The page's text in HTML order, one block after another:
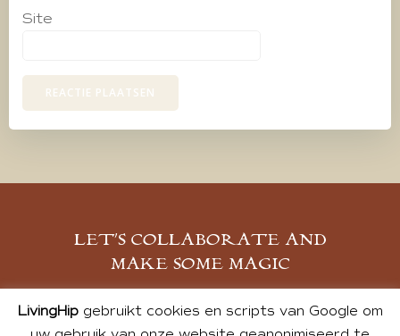
Site
LET’S COLLABORATE AND
MAKE SOME MAGIC
MELD JE AAN
LivingHipgebruikt cookies en scripts van Google om